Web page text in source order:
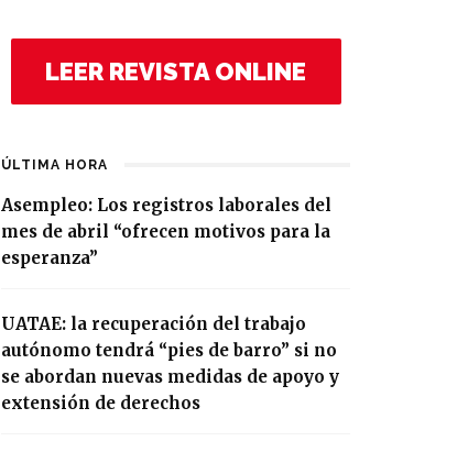
LEER REVISTA ONLINE
ÚLTIMA HORA
Asempleo: Los registros laborales del
mes de abril “ofrecen motivos para la
esperanza”
UATAE: la recuperación del trabajo
autónomo tendrá “pies de barro” si no
se abordan nuevas medidas de apoyo y
extensión de derechos